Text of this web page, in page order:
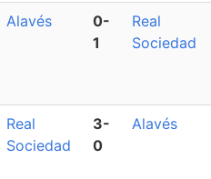
Alavés
0-
1
Real
Sociedad
Real
Sociedad
3-
0
Alavés